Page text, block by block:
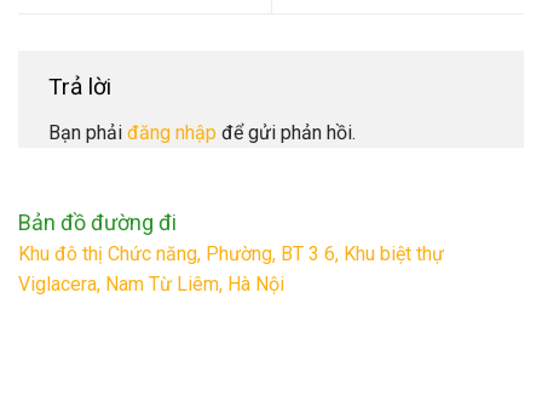
Trả lời
Bạn phải đăng nhập để gửi phản hồi.
Bản đồ đường đi
Khu đô thị Chức năng, Phường, BT 3 6, Khu biệt thự
Viglacera, Nam Từ Liêm, Hà Nội